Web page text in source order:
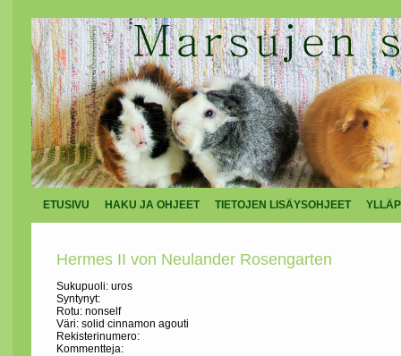
ETUSIVU HAKU JA OHJEET TIETOJEN LISÄYSOHJEET
Hermes II von Neulander Rosengarten
Sukupuoli: uros
Syntynyt:
Rotu: nonself
Väri: solid cinnamon agouti
Rekisterinumero:
Kommentteja: